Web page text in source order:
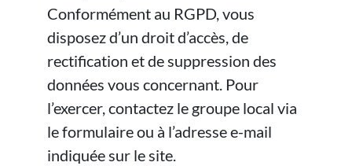
Conformément au RGPD, vous
disposez d’un droit d’accès, de
rectification et de suppression des
données vous concernant. Pour
l’exercer, contactez le groupe local via
le formulaire ou à l’adresse e-mail
indiquée sur le site.